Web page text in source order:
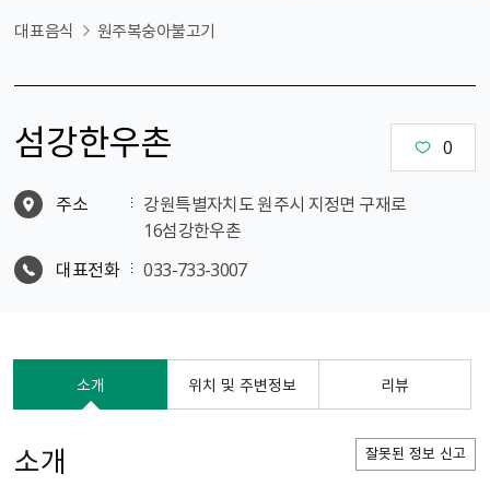
대표음식 원주복숭아불고기
섬강한우촌 0
주소
강원특별자치도 원주시 지정면 구재로
16섬강한우촌
대표전화
033-733-3007
소개 위치 및 주변정보 리뷰
소개 잘못된 정보 신고